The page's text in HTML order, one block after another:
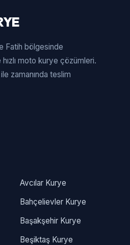
Fatih bölgesinde
moto kurye çözümleri.
zamanında teslim
Avcılar Kurye
Bahçelievler Kurye
Başakşehir Kurye
Beşiktaş Kurye